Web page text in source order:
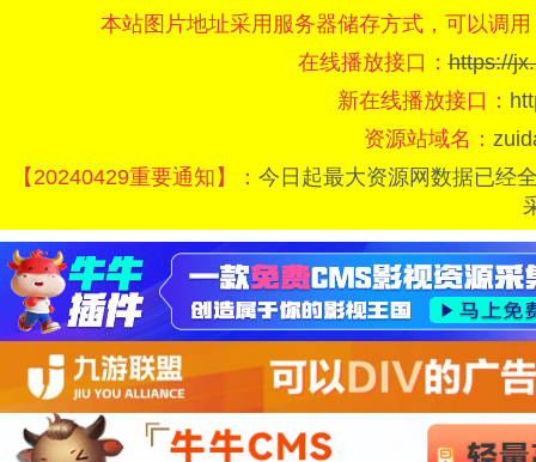
本站图片地址采用服务器储存方式，可以调
在线播放接口：https://
新在线播放接口：
资源站域名：
【20240429重要通知】： 今日起最大资源网数据已经